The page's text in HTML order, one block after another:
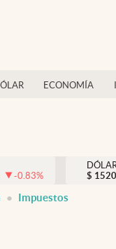
ECONOMÍA
-0.83%
$ 1520
Impuestos